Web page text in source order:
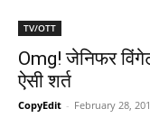
TV/OTT
Omg! जेनिफर
ऐसी शर्त
CopyEdit - February 28,